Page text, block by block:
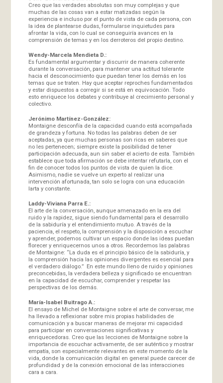
Creo que las verdades absolutas son muy complejas y que
muchas de las cosas van a estar matizadas según la
experiencia e incluso por el punto de vista de cada persona, con
la idea de plantearse dudas, formularse inquietudes para
afrontar la vida, con lo cual se conseguiría avances en la
comprensión de temas y en los derroteros del propio destino.
Wendy-Marcela Mendieta D.:
Es fundamental argumentar y discurrir de manera coherente
durante la conversación, para mantener una actitud tolerante
hacia el desconocimiento que puedan tener los demás en los
temas que se traten. Hay que aceptar reproches fundamentados
y estar dispuestos a corregir si se está en equivocación. Todo
esto enriquece los debates y contribuye al crecimiento personal y
colectivo.
Jerónimo Martínez-González:
Montaigne desconfía de la capacidad cuando está acompañada
de grandeza y fortuna. No todas las palabras deben de ser
aceptadas, ya que muchas personas son ricas en saberes que
no les pertenecen; siempre existe la posibilidad de tener
participación adecuada, aun sin saber el acierto de esta. También
establece que toda afirmación se debe intentar refutarla, con el
fin de conocer todos los puntos de vista de quien la dice.
Asimismo, nadie se vuelve un experto al realizar una
intervención afortunada, tan solo se logra con una educación
larta y constante.
Laddy-Viviana Parra E.:
El arte de la conversación, aunque amenazado en la era del
ruido y la rapidez, sigue siendo fundamental para el desarrollo
de la sabiduría y el entendimiento mutuo. A través de la
paciencia, el respeto, la comprensión y la disposición a escuchar
y aprender, podemos cultivar un espacio donde las ideas puedan
florecer y enriquecernos unos a otros. Recordemos las palabras
de Montaigne: “La duda es el principio básico de la sabiduría, y
la comprensión hacia las opiniones divergentes es esencial para
el verdadero diálogo.” En este mundo lleno de ruido y opiniones
preconcebidas, la verdadera belleza y significado se encuentran
en la capacidad de escuchar, comprender y respetar las
perspectivas de los demás.
María-Isabel Buitrago A.:
El ensayo de Michel de Montaigne sobre el arte de conversar, me
ha llevado a reflexionar sobre mis propias habilidades de
comunicación y a buscar maneras de mejorar mi capacidad
para participar en conversaciones significativas y
enriquecedoras. Creo que las lecciones de Montaigne sobre la
importancia de escuchar activamente, de ser auténtico y mostrar
empatía, son especialmente relevantes en este momento de la
vida, donde la comunicación digital en general puede carecer de
profundidad y de la conexión emocional de las interacciones
cara a cara.